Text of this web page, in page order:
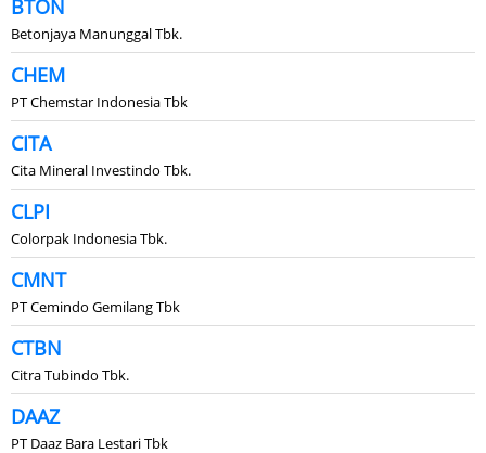
BTON
Betonjaya Manunggal Tbk.
CHEM
PT Chemstar Indonesia Tbk
CITA
Cita Mineral Investindo Tbk.
CLPI
Colorpak Indonesia Tbk.
CMNT
PT Cemindo Gemilang Tbk
CTBN
Citra Tubindo Tbk.
DAAZ
PT Daaz Bara Lestari Tbk